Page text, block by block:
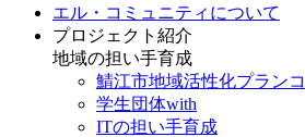
エル・コミュニティについて
プロジェクト紹介
地域の担い手育成
鯖江市地域活性化プラン
学生団体with
ITの担い手育成